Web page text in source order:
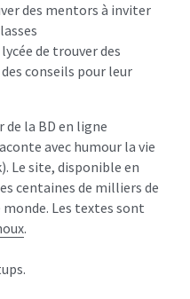
des mentors à inviter
de trouver des
conseils pour leur
avec humour la vie
Le site, disponible en
centaines de milliers de
Les textes sont
.